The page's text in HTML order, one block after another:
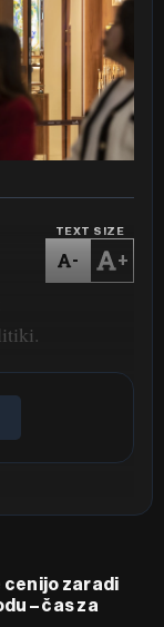
TEXT SIZE
- +
cenijo zaradi
– čas za